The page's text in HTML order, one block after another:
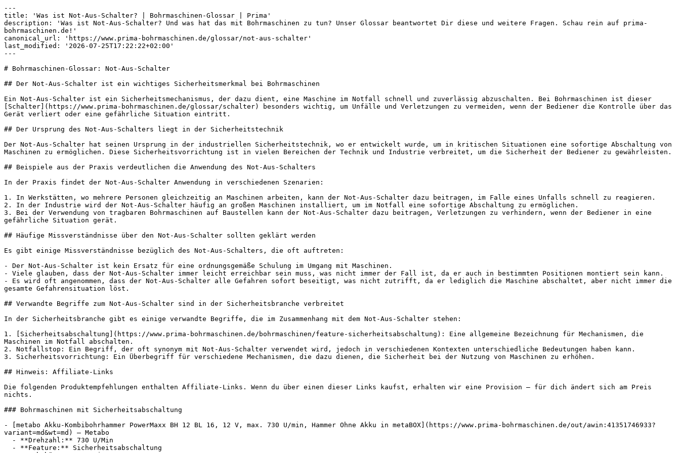
---
title: 'Was ist Not-Aus-Schalter? | Bohrmaschinen-Glossar | Prima'
description: 'Was ist Not-Aus-Schalter? Und was hat das mit Bohrmaschinen zu tun? Unser Glossar beantwortet Dir diese und weitere Fragen. Schau rein auf prima-
bohrmaschinen.de!'
canonical_url: 'https://www.prima-bohrmaschinen.de/glossar/not-aus-schalter'
last_modified: '2026-07-25T17:22:22+02:00'
---
# Bohrmaschinen-Glossar: Not-Aus-Schalter
## Der Not-Aus-Schalter ist ein wichtiges Sicherheitsmerkmal bei Bohrmaschinen
Ein Not-Aus-Schalter ist ein Sicherheitsmechanismus, der dazu dient, eine Maschine im Notfall schnell und zuverlässig abzuschalten. Bei Bohrmaschinen ist dieser
[Schalter](https://www.prima-bohrmaschinen.de/glossar/schalter) besonders wichtig, um Unfälle und Verletzungen zu vermeiden, wenn der Bediener die Kontrolle über das
Gerät verliert oder eine gefährliche Situation eintritt.
## Der Ursprung des Not-Aus-Schalters liegt in der Sicherheitstechnik
Der Not-Aus-Schalter hat seinen Ursprung in der industriellen Sicherheitstechnik, wo er entwickelt wurde, um in kritischen Situationen eine sofortige Abschaltung von
Maschinen zu ermöglichen. Diese Sicherheitsvorrichtung ist in vielen Bereichen der Technik und Industrie verbreitet, um die Sicherheit der Bediener zu gewährleisten.
## Beispiele aus der Praxis verdeutlichen die Anwendung des Not-Aus-Schalters
In der Praxis findet der Not-Aus-Schalter Anwendung in verschiedenen Szenarien:
1. In Werkstätten, wo mehrere Personen gleichzeitig an Maschinen arbeiten, kann der Not-Aus-Schalter dazu beitragen, im Falle eines Unfalls schnell zu reagieren.
2. In der Industrie wird der Not-Aus-Schalter häufig an großen Maschinen installiert, um im Notfall eine sofortige Abschaltung zu ermöglichen.
3. Bei der Verwendung von tragbaren Bohrmaschinen auf Baustellen kann der Not-Aus-Schalter dazu beitragen, Verletzungen zu verhindern, wenn der Bediener in eine
gefährliche Situation gerät.
## Häufige Missverständnisse über den Not-Aus-Schalter sollten geklärt werden
Es gibt einige Missverständnisse bezüglich des Not-Aus-Schalters, die oft auftreten:
- Der Not-Aus-Schalter ist kein Ersatz für eine ordnungsgemäße Schulung im Umgang mit Maschinen.
- Viele glauben, dass der Not-Aus-Schalter immer leicht erreichbar sein muss, was nicht immer der Fall ist, da er auch in bestimmten Positionen montiert sein kann.
- Es wird oft angenommen, dass der Not-Aus-Schalter alle Gefahren sofort beseitigt, was nicht zutrifft, da er lediglich die Maschine abschaltet, aber nicht immer die
gesamte Gefahrensituation löst.
## Verwandte Begriffe zum Not-Aus-Schalter sind in der Sicherheitsbranche verbreitet
In der Sicherheitsbranche gibt es einige verwandte Begriffe, die im Zusammenhang mit dem Not-Aus-Schalter stehen:
1. [Sicherheitsabschaltung](https://www.prima-bohrmaschinen.de/bohrmaschinen/feature-sicherheitsabschaltung): Eine allgemeine Bezeichnung für Mechanismen, die
Maschinen im Notfall abschalten.
2. Notfallstop: Ein Begriff, der oft synonym mit Not-Aus-Schalter verwendet wird, jedoch in verschiedenen Kontexten unterschiedliche Bedeutungen haben kann.
3. Sicherheitsvorrichtung: Ein Überbegriff für verschiedene Mechanismen, die dazu dienen, die Sicherheit bei der Nutzung von Maschinen zu erhöhen.
## Hinweis: Affiliate-Links
Die folgenden Produktempfehlungen enthalten Affiliate-Links. Wenn du über einen dieser Links kaufst, erhalten wir eine Provision — für dich ändert sich am Preis
nichts.
### Bohrmaschinen mit Sicherheitsabschaltung
- [metabo Akku-Kombibohrhammer PowerMaxx BH 12 BL 16, 12 V, max. 730 U/min, Hammer Ohne Akku in metaBOX](https://www.prima-bohrmaschinen.de/out/awin:41351746933?
variant=md&wt=md) — Metabo